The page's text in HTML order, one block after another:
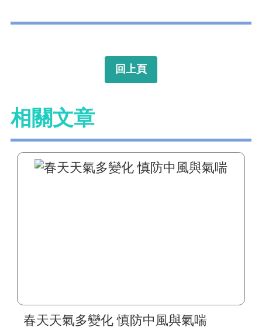
回上頁
相關文章
春天天氣多變化 慎防中風與氣喘